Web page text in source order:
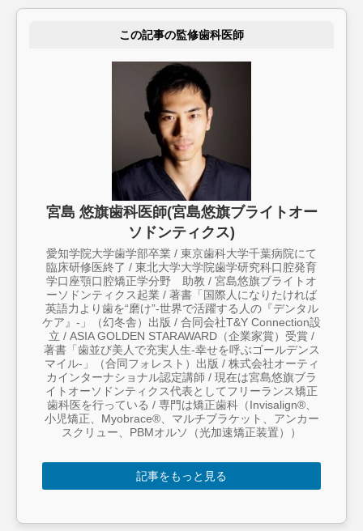
この記事の監修歯科医師
宮島 悠旗歯科医師(宮島悠旗ブライトオー
ソドンティクス)
愛知学院大学歯学部卒業 / 東京歯科大学千葉病院にて
臨床研修医終了 / 東北大学大学院歯学研究科口腔発育
学口座顎口腔矯正学分野 助教 / 宮島悠旗ブライトオ
ーソドンティクス起業 / 著書「国際人になりたければ
英語力より歯を“磨け”-世界で活躍する人の『デンタル
ケア』-」（幻冬舎）出版 / 合同会社T&Y Connection設
立 / ASIA GOLDEN STARAWARD（企業家賞）受賞 /
著書「歯並び美人で充実人生-幸せを呼ぶゴールデンス
マイル-」（合同フォレスト）出版 / 株式会社オーティ
カインターナショナル認定講師 / 現在は宮島悠旗ブラ
イトオーソドンティクス代表としてフリーランス矯正
歯科医を行っている / 専門は矯正歯科（Invisalign®︎、
小児矯正、Myobrace®︎、マルチブラケット、アンカー
スクリュー、PBMオルソ（光加速矯正装置））
記事をもっと見る